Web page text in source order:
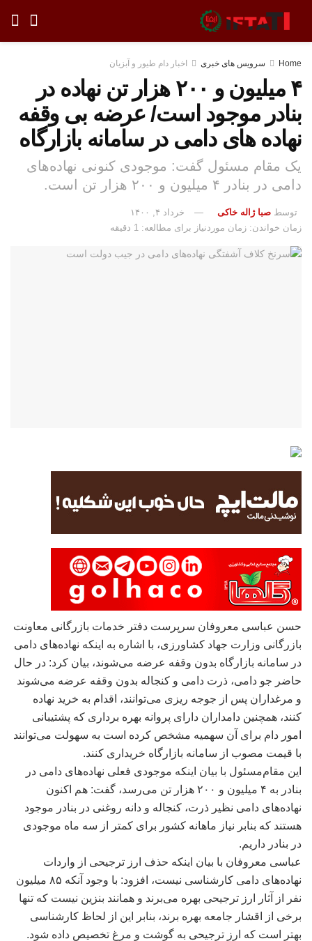
Home سرویس های خبری اخبار دام طیور و آبزیان
۴ میلیون و ۲۰۰ هزار تن نهاده در
بنادر موجود است/ عرضه بی وقفه
نهاده های دامی در سامانه بازارگاه
یک مقام مسئول گفت: موجودی کنونی نهاده‌های
دامی در بنادر ۴ میلیون و ۲۰۰ هزار تن است.
توسط صبا ژاله خاکی
خرداد ۴, ۱۴۰۰
زمان خواندن: زمان موردنیاز برای مطالعه: 1 دقیقه
حسن عباسی معروفان سرپرست دفتر خدمات بازرگانی معاونت
بازرگانی وزارت جهاد کشاورزی، با اشاره به اینکه نهاده‌های دامی
در سامانه بازارگاه بدون وقفه عرضه می‌شوند، بیان کرد: در حال
حاضر جو دامی، ذرت دامی و کنجاله بدون وقفه عرضه می‌شوند
و مرغداران پس از جوجه ریزی می‌توانند، اقدام به خرید نهاده
کنند، همچنین دامداران دارای پروانه بهره برداری که پشتیبانی
امور دام برای آن سهمیه مشخص کرده است به سهولت می‌توانند
با قیمت مصوب از سامانه بازارگاه خریداری کنند.
این مقام‌مسئول با بیان اینکه موجودی فعلی نهاده‌های دامی در
بنادر به ۴ میلیون و ۲۰۰ هزار تن می‌رسد، گفت: هم اکنون
نهاده‌های دامی نظیر ذرت، کنجاله و دانه روغنی در بنادر موجود
هستند که بنابر نیاز ماهانه کشور برای کمتر از سه ماه موجودی
در بنادر داریم.
عباسی معروفان با بیان اینکه حذف ارز ترجیحی از واردات
نهاده‌های دامی کارشناسی نیست، افزود: با وجود آنکه ۸۵ میلیون
نفر از آثار ارز ترجیحی بهره می‌برند و همانند بنزین نیست که تنها
برخی از اقشار جامعه بهره برند، بنابر این از لحاظ کارشناسی
بهتر است که ارز ترجیحی به گوشت و مرغ تخصیص داده شود.